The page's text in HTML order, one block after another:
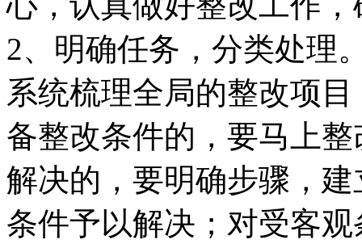
2、明确任务，分类处理
系统梳理全局的整改项
备整改条件的，要马上
解决的，要明确步骤，
条件予以解决；对受客